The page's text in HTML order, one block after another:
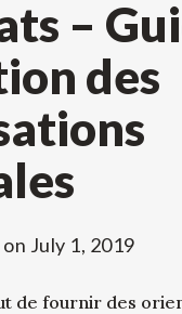
–
des
on July 1, 2019
de fournir des